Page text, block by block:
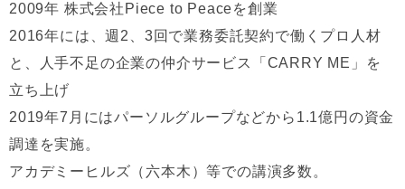
2009年 株式会社Piece to Peaceを創業
2016年には、週2、3回で業務委託契約で働くプロ人材
と、人手不足の企業の仲介サービス「CARRY ME」を
立ち上げ
2019年7月にはパーソルグループなどから1.1億円の資金
調達を実施。
アカデミーヒルズ（六本木）等での講演多数。